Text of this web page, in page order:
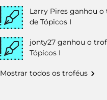
Larry Pires ganhou o
de Tópicos I
jonty27 ganhou o
Tópicos I
Mostrar todos os troféus